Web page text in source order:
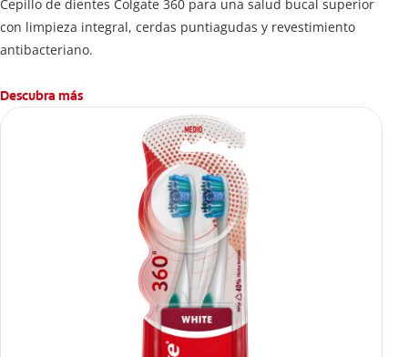
Cepillo de dientes Colgate 360 ​​para una salud bucal superior
con limpieza integral, cerdas puntiagudas y revestimiento
antibacteriano.
Descubra más